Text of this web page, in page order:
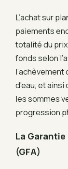
L’achat sur
paiements
totalité du
fonds selon
l’achèvement
d’eau, et
les sommes
progression
La
(GFA)